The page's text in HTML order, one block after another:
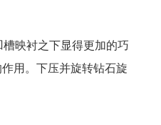
映衬之下显得更加的巧
用。下压并旋转钻石旋